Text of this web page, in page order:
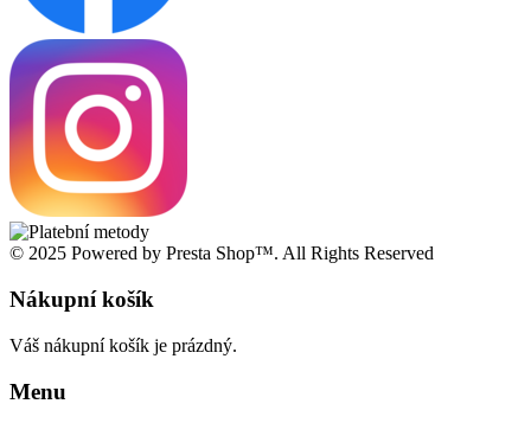
© 2025 Powered by Presta Shop™. All Rights Reserved
Nákupní košík
Váš nákupní košík je prázdný.
Menu